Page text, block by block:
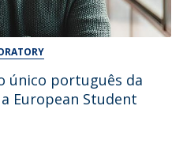
único português da
European Student